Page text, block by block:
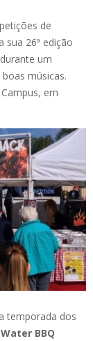
de
sua 26ª edição
um
músicas.
em
temporada dos
BBQ